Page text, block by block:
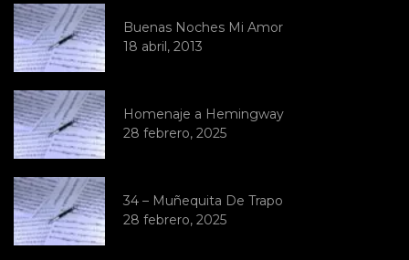
Buenas Noches Mi Amor
18 abril, 2013
Homenaje a Hemingway
28 febrero, 2025
34 – Muñequita De Trapo
28 febrero, 2025